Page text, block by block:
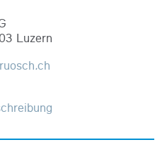
Luzern
.ch